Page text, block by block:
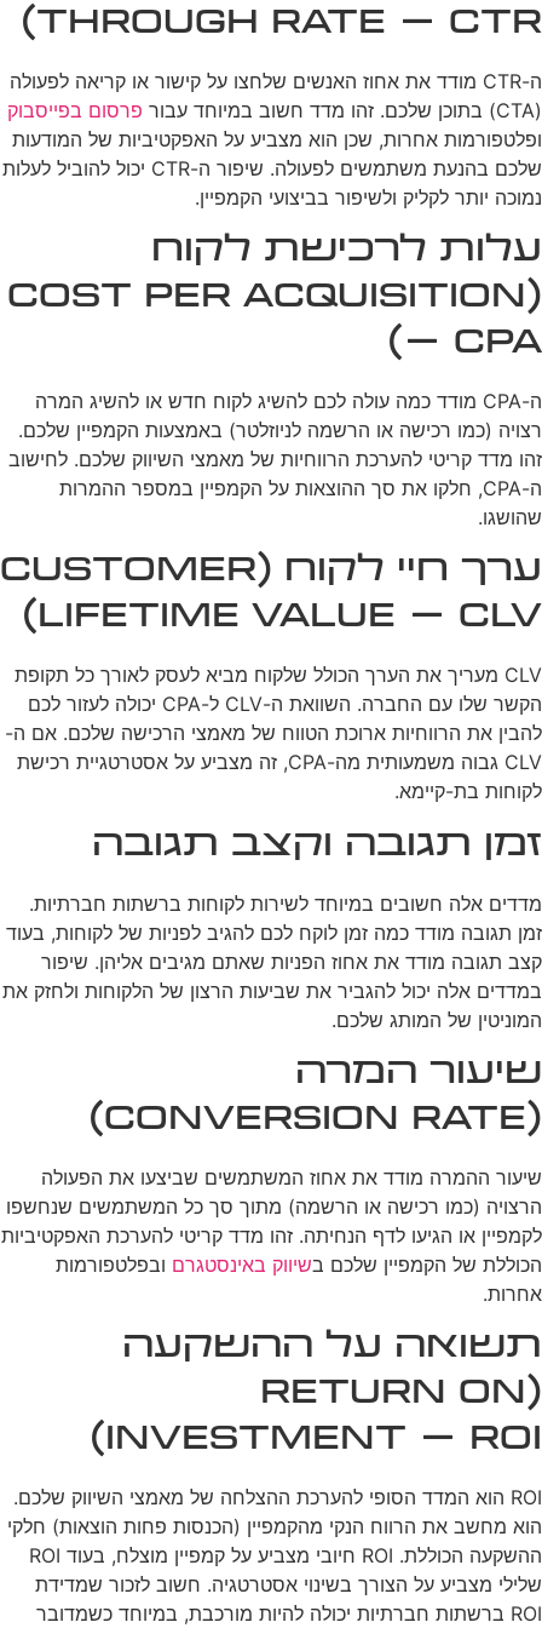
Through Rate – CTR)
ה-CTR מודד את אחוז האנשים שלחצו על קישור או קריאה לפעולה
(CTA) בתוכן שלכם. זהו מדד חשוב במיוחד עבור
פרסום בפייסבוק
ופלטפורמות אחרות, שכן הוא מצביע על האפקטיביות של המודעות
שלכם בהנעת משתמשים לפעולה. שיפור ה-CTR יכול להוביל לעלות
נמוכה יותר לקליק ולשיפור בביצועי הקמפיין.
עלות לרכישת לקוח
(Cost per Acquisition
– CPA)
ה-CPA מודד כמה עולה לכם להשיג לקוח חדש או להשיג המרה
רצויה (כמו רכישה או הרשמה לניוזלטר) באמצעות הקמפיין שלכם.
זהו מדד קריטי להערכת הרווחיות של מאמצי השיווק שלכם. לחישוב
ה-CPA, חלקו את סך ההוצאות על הקמפיין במספר ההמרות
שהושגו.
ערך חיי לקוח (Customer
Lifetime Value – CLV)
CLV מעריך את הערך הכולל שלקוח מביא לעסק לאורך כל תקופת
הקשר שלו עם החברה. השוואת ה-CLV ל-CPA יכולה לעזור לכם
להבין את הרווחיות ארוכת הטווח של מאמצי הרכישה שלכם. אם ה-
CLV גבוה משמעותית מה-CPA, זה מצביע על אסטרטגיית רכישת
לקוחות בת-קיימא.
זמן תגובה וקצב תגובה
מדדים אלה חשובים במיוחד לשירות לקוחות ברשתות חברתיות.
זמן תגובה מודד כמה זמן לוקח לכם להגיב לפניות של לקוחות, בעוד
קצב תגובה מודד את אחוז הפניות שאתם מגיבים אליהן. שיפור
במדדים אלה יכול להגביר את שביעות הרצון של הלקוחות ולחזק את
המוניטין של המותג שלכם.
שיעור המרה
(Conversion Rate)
שיעור ההמרה מודד את אחוז המשתמשים שביצעו את הפעולה
הרצויה (כמו רכישה או הרשמה) מתוך סך כל המשתמשים שנחשפו
לקמפיין או הגיעו לדף הנחיתה. זהו מדד קריטי להערכת האפקטיביות
הכוללת של הקמפיין שלכם בשיווק באינסטגרם ובפלטפורמות
אחרות.
תשואה על ההשקעה
(Return on
Investment – ROI)
ROI הוא המדד הסופי להערכת ההצלחה של מאמצי השיווק שלכם.
הוא מחשב את הרווח הנקי מהקמפיין (הכנסות פחות הוצאות) חלקי
ההשקעה הכוללת. ROI חיובי מצביע על קמפיין מוצלח, בעוד ROI
שלילי מצביע על הצורך בשינוי אסטרטגיה. חשוב לזכור שמדידת
ROI ברשתות חברתיות יכולה להיות מורכבת, במיוחד כשמדובר